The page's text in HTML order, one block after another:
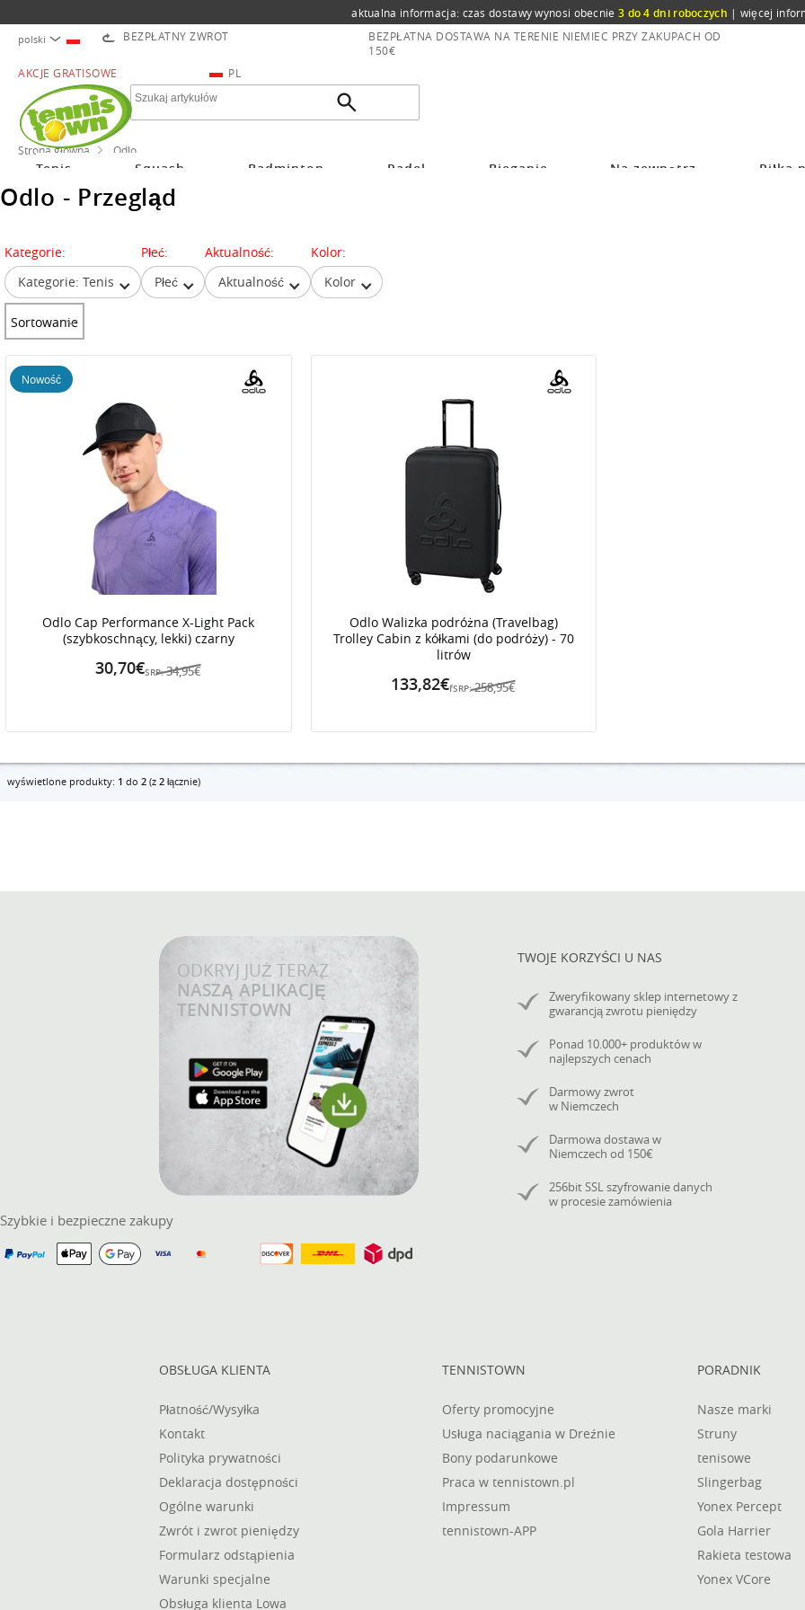
aktualna informacja: czas dostawy wynosi obecnie 3 do 4 dni roboczych | więcej
polski BEZPŁATNY ZWROT
BEZPŁATNA DOSTAWA NA TERENIE NIEMIEC PRZY ZAKUPACH OD
150€
AKCJE GRATISOWE
PL
Tenis Squash Badminton Padel Bieganie Na zewnątrz Piłka
Strona główna Odlo
Odlo - Przegląd
Kategorie:
Kategorie: Tenis
Płeć:
Płeć
Aktualność:
Aktualność
Kolor:
Kolor
Sortowanie
Odlo Cap Performance X-Light Pack
(szybkoschnący, lekki) czarny
SRP: 34,95€
30,70€
Nowość
Odlo Walizka podróżna (Travelbag)
Trolley Cabin z kółkami (do podróży) - 70
litrów
fSRP: 258,95€
133,82€
wyświetlone produkty: 1 do 2 (z 2 łącznie)
ODKRYJ JUŻ TERAZ
NASZĄ APLIKACJĘ
TENNISTOWN
TWOJE KORZYŚCI U NAS
Zweryfikowany sklep internetowy z
gwarancją zwrotu pieniędzy
Ponad 10.000+ produktów w
najlepszych cenach
Darmowy zwrot
w Niemczech
Darmowa dostawa w
Niemczech od 150€
256bit SSL szyfrowanie danych
w procesie zamówienia
Szybkie i bezpieczne zakupy
OBSŁUGA KLIENTA
Płatność/Wysyłka
Kontakt
Polityka prywatności
Deklaracja dostępności
Ogólne warunki
Zwrót i zwrot pieniędzy
Formularz odstąpienia
Warunki specjalne
Obsługa klienta Lowa
TENNISTOWN
Oferty promocyjne
Usługa naciągania w Dreźnie
Bony podarunkowe
Praca w tennistown.pl
Impressum
tennistown-APP
PORADNIK
Nasze marki
Struny
tenisowe
Slingerbag
Yonex Percept
Gola Harrier
Rakieta testowa
Yonex VCore